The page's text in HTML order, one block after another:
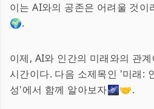
이는 AI와의 공존은 어려울 것
🌍.
이제, AI와 인간의 미래와의 관
시간이다. 다음 소제목인 '미래:
성'에서 함께 알아보자🌌🤝.